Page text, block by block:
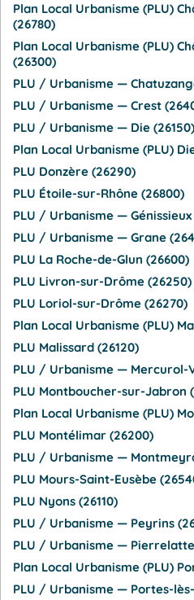
Plan Local Urbanisme (PLU)
(26780)
Plan Local Urbanisme (PLU)
(26300)
PLU / Urbanisme —
PLU / Urbanisme — Crest
PLU / Urbanisme — Die (26150)
Plan Local Urbanisme (PLU)
PLU Donzère (26290)
PLU Étoile-sur-Rhône (26800)
PLU / Urbanisme — Génissieux
PLU / Urbanisme — Grane
PLU La Roche-de-Glun (26600)
PLU Livron-sur-Drôme (26250)
PLU Loriol-sur-Drôme (26270)
Plan Local Urbanisme (PLU)
PLU Malissard (26120)
PLU / Urbanisme — Mercurol-
PLU Montboucher-sur-Jabron
Plan Local Urbanisme (PLU)
PLU Montélimar (26200)
PLU / Urbanisme —
PLU Mours-Saint-Eusèbe
PLU Nyons (26110)
PLU / Urbanisme — Peyrins
PLU / Urbanisme —
Plan Local Urbanisme (PLU)
PLU / Urbanisme — Portes-